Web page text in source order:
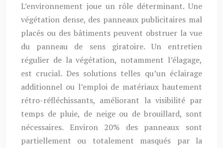
L’environnement joue un rôle déterminant. Une
végétation dense, des panneaux publicitaires mal
placés ou des bâtiments peuvent obstruer la vue
du panneau de sens giratoire. Un entretien
régulier de la végétation, notamment l’élagage,
est crucial. Des solutions telles qu’un éclairage
additionnel ou l’emploi de matériaux hautement
rétro-réfléchissants, améliorant la visibilité par
temps de pluie, de neige ou de brouillard, sont
nécessaires. Environ 20% des panneaux sont
partiellement ou totalement masqués par la